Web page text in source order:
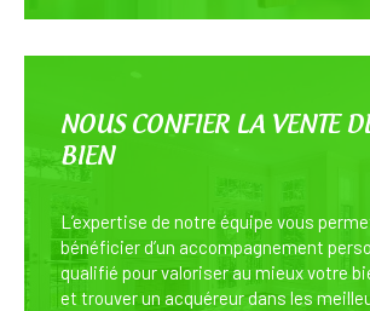
NOUS CONFIER LA VENTE
BIEN
L’expertise de notre équipe vous
bénéficier d’un accompagnement
qualifié pour valoriser au mieux votre
et trouver un acquéreur dans les